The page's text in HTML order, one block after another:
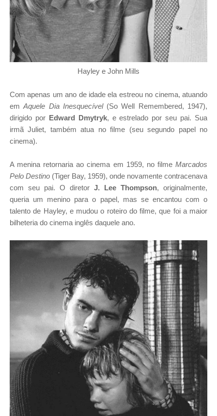
Hayley e John Mills
Com apenas um ano de idade ela estreou no cinema, atuando
emAquele Dia Inesquecível (So Well Remembered, 1947),
dirigido por Edward Dmytryk, e estrelado por seu pai. Sua
irmã Juliet, também atua no filme (seu segundo papel no
cinema).
A menina retornaria ao cinema em 1959, no filme Marcados
Pelo Destino (Tiger Bay, 1959), onde novamente contracenava
com seu pai. O diretor J. Lee Thompson, originalmente,
queria um menino para o papel, mas se encantou com o
talento de Hayley, e mudou o roteiro do filme, que foi a maior
bilheteria do cinema inglês daquele ano.